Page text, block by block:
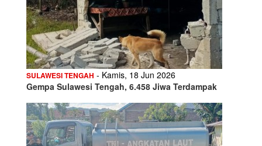
SULAWESI TENGAH - Kamis, 18 Jun 2026
Gempa Sulawesi Tengah, 6.458 Jiwa Terdampak